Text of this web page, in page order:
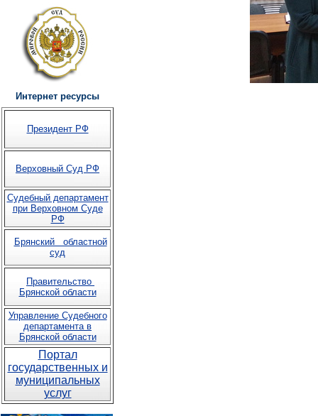
Интернет ресурсы
Президент РФ
Верховный Суд РФ
Судебный департамент
при Верховном Суде
РФ
Брянский областной
суд
Правительство
Брянской области
Управление Судебного
департамента в
Брянской области
Портал
государственных и
муниципальных
услуг